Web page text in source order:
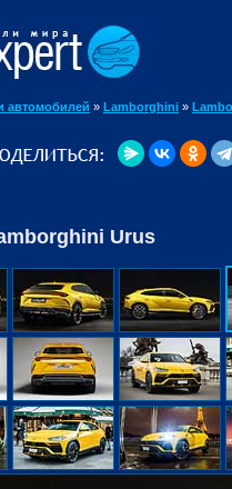
автомобилей » Lamborghini »
Urus